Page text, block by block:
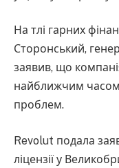
На тлі гарних
Сторонський,
заявив, що
найближчим часом
проблем.
Revolut подала
ліцензії у